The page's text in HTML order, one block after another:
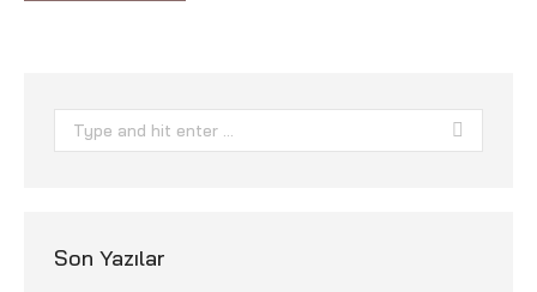
Search:
Son Yazılar